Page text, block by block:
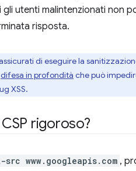
utenti malintenzionati non
risposta.
di eseguire la
difesa in profondità che può
XSS.
rigoroso?
www.googleapis.com ,